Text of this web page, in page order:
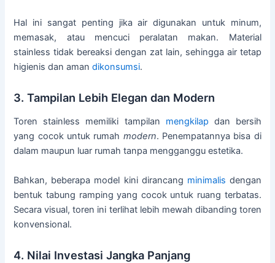
Hal ini sangat penting jika air digunakan untuk minum,
memasak, atau mencuci peralatan makan. Material
stainless tidak bereaksi dengan zat lain, sehingga air tetap
higienis dan amandikonsumsi.
3. Tampilan Lebih Elegan dan Modern
Toren stainless memiliki tampilan mengkilap dan bersih
yang cocok untuk rumah modern. Penempatannya bisa di
dalam maupun luar rumah tanpa mengganggu estetika.
Bahkan, beberapa model kini dirancang minimalis dengan
bentuk tabung ramping yang cocok untuk ruang terbatas.
Secara visual, toren ini terlihat lebih mewah dibanding toren
konvensional.
4. Nilai Investasi Jangka Panjang